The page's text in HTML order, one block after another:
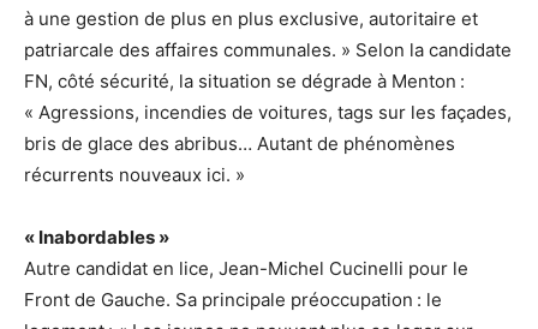
à une gestion de plus en plus exclusive, autoritaire et
patriarcale des affaires communales. » Selon la candidate
FN, côté sécurité, la situation se dégrade à Menton :
« Agressions, incendies de voitures, tags sur les façades,
bris de glace des abribus… Autant de phénomènes
récurrents nouveaux ici. »
« Inabordables »
Autre candidat en lice, Jean-Michel Cucinelli pour le
Front de Gauche. Sa principale préoccupation : le